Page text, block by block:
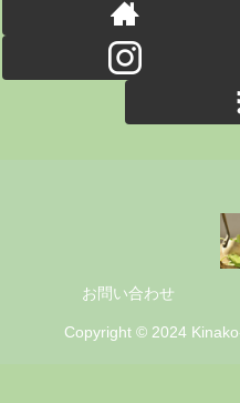
お問い合わせ
Copyright © 2024